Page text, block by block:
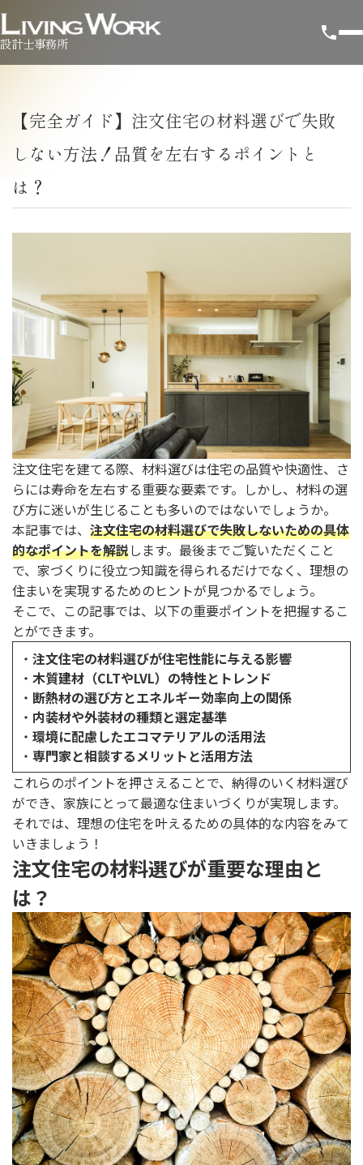
設計士事務所
【完全ガイド】注文住宅の材料選びで失敗
しない方法！品質を左右するポイントと
は？
注文住宅を建てる際、材料選びは住宅の品質や快適性、さ
らには寿命を左右する重要な要素です。しかし、材料の選
び方に迷いが生じることも多いのではないでしょうか。
本記事では、 注文住宅の材料選びで失敗しないための具体
的なポイントを解説します。最後までご覧いただくこと
で、家づくりに役立つ知識を得られるだけでなく、理想の
住まいを実現するためのヒントが見つかるでしょう。
そこで、この記事では、以下の重要ポイントを把握するこ
とができます。
・ 注文住宅の材料選びが住宅性能に与える影響
・ 木質建材（CLTやLVL）の特性とトレンド
・ 断熱材の選び方とエネルギー効率向上の関係
・ 内装材や外装材の種類と選定基準
・ 環境に配慮したエコマテリアルの活用法
・ 専門家と相談するメリットと活用方法
これらのポイントを押さえることで、納得のいく材料選び
ができ、家族にとって最適な住まいづくりが実現します。
それでは、理想の住宅を叶えるための具体的な内容をみて
いきましょう！
注文住宅の材料選びが重要な理由と
は？